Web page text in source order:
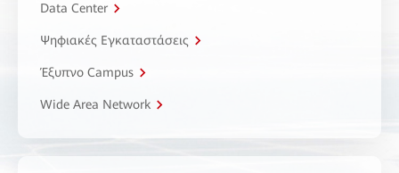
Data Center
Ψηφιακές Εγκαταστάσεις
Έξυπνο Campus
Wide Area Network